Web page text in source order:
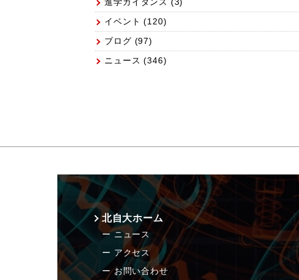
進学ガイダンス (3)
イベント (120)
ブログ (97)
ニュース (346)
北自大ホーム
ニュース
アクセス
お問い合わせ